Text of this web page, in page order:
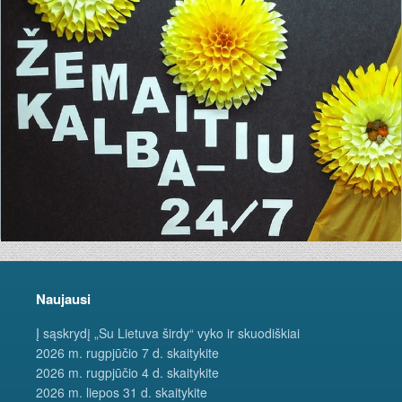
Naujausi
Į sąskrydį „Su Lietuva širdy“ vyko ir skuodiškiai
2026 m. rugpjūčio 7 d. skaitykite
2026 m. rugpjūčio 4 d. skaitykite
2026 m. liepos 31 d. skaitykite